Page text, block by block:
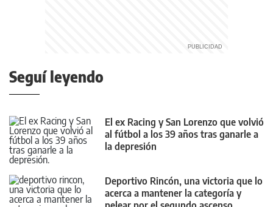
Seguí leyendo
El ex Racing y San Lorenzo que volvió
al fútbol a los 39 años tras ganarle a
la depresión
Deportivo Rincón, una victoria que lo
acerca a mantener la categoría y